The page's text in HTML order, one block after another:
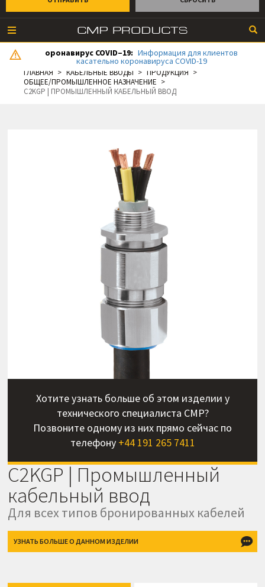
оронавирус COVID–19: Информация для клиентов
касательно коронавируса COVID-19
ГЛАВНАЯ КАБЕЛЬНЫЕ ВВОДЫ
ПРОДУКЦИЯ
ОБЩЕЕ/ПРОМЫШЛЕННОЕ НАЗНАЧЕНИЕ
C2KGP | ПРОМЫШЛЕННЫЙ КАБЕЛЬНЫЙ ВВОД
Хотите узнать больше об этом изделии у
технического специалиста CMP?
Позвоните одному из них прямо сейчас по
телефону +44 191 265 7411
C2KGP | Промышленный
кабельный ввод
Для всех типов бронированных кабелей
УЗНАТЬ БОЛЬШЕ О ДАННОМ ИЗДЕЛИИ